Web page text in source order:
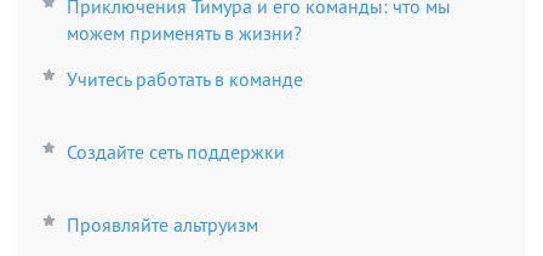
Приключения Тимура и его команды: что мы
можем применять в жизни?
Учитесь работать в команде
Создайте сеть поддержки
Проявляйте альтруизм